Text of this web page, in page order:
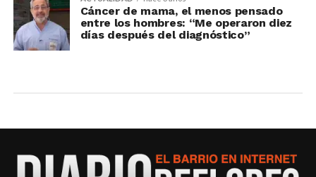
Cáncer de mama, el menos pensado
entre los hombres: “Me operaron diez
días después del diagnóstico”